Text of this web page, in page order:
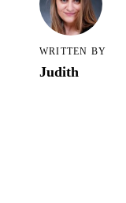
Faces of TCS
Unsere Favoriten
WRITTEN BY
Judith